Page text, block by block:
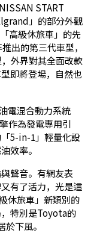
START
」的部分外觀
高級休旅車」的先
出的第三代車型，
外界對其全面改款
即將登場，自然也
電混合動力系統
作為發電專用引
5-in-1」輕量化設
效率。
聲音。有網友表
有了活力，光是這
休旅車」新類別的
特別是Toyota的
下風。